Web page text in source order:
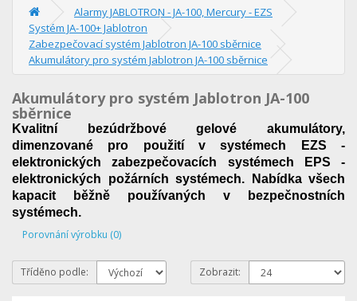
Alarmy JABLOTRON - JA-100, Mercury - EZS
Systém JA-100+ Jablotron
Zabezpečovací systém Jablotron JA-100 sběrnice
Akumulátory pro systém Jablotron JA-100 sběrnice
Akumulátory pro systém Jablotron JA-100
sběrnice
Kvalitní bezúdržbové gelové akumulátory,
dimenzované pro použití v systémech EZS -
elektronických zabezpečovacích systémech EPS -
elektronických požárních systémech. Nabídka všech
kapacit běžně používaných v bezpečnostních
systémech.
Porovnání výrobku (0)
Tříděno podle: Zobrazit: